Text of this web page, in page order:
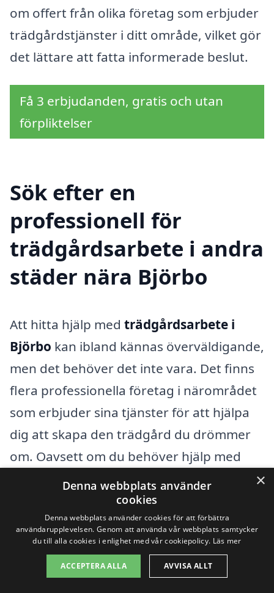
om offert från olika företag som erbjuder
trädgårdstjänster i ditt område, vilket gör
det lättare att fatta informerade beslut.
Få 3 erbjudanden, gratis och utan
förpliktelser
Sök efter en
professionell för
trädgårdsarbete i andra
städer nära Björbo
Att hitta hjälp med trädgårdsarbete i
Björbo kan ibland kännas överväldigande,
men det behöver det inte vara. Det finns
flera professionella företag i närområdet
som erbjuder sina tjänster för att hjälpa
dig att skapa den trädgård du drömmer
om. Oavsett om du behöver hjälp med
gräsklippning, plantering eller design av
trädgården kan du snabbt få kontakt med
kvalificerade yrkespersoner.
När du söker efter trädgårdshjälp är det
bra att veta att det finns flera städer i
×
Denna webbplats använder
cookies
Denna webbplats använder cookies för att förbättra
användarupplevelsen. Genom att använda vår webbplats samtycker
du till alla cookies i enlighet med vår cookiepolicy. Läs mer
ACCEPTERA ALLA AVVISA ALLT